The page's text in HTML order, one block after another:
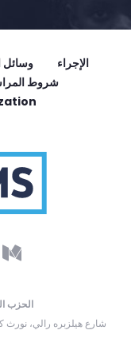
وسائل
الإجراء
شروط
الحزب